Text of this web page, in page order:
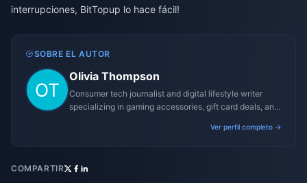
interrupciones, BitTopup lo hace fácil!
SOBRE EL AUTOR
Olivia Thompson
Consumer tech journalist and digital lifestyle writer
specializing in gaming accessories, gift card deals, and
Ver perfil completo →
COMPARTIR